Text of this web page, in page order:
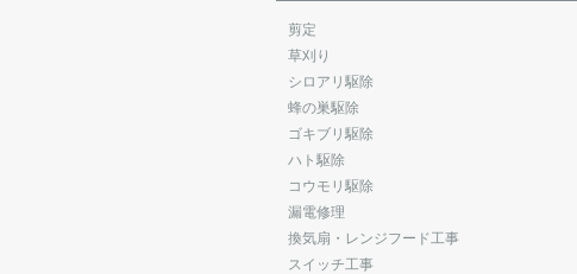
剪定
草刈り
シロアリ駆除
蜂の巣駆除
ゴキブリ駆除
ハト駆除
コウモリ駆除
漏電修理
換気扇・レンジフード工事
スイッチ工事